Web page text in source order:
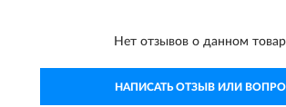
Нет отзывов о данном
НАПИСАТЬ ОТЗЫВ ИЛИ